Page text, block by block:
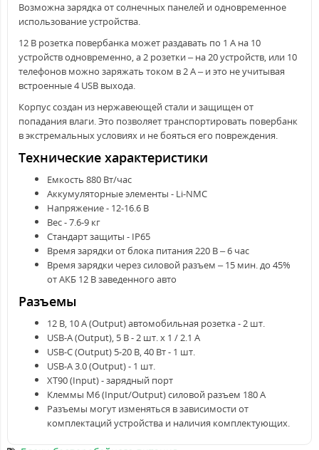
Возможна зарядка от солнечных панелей и одновременное
использование устройства.
12 В розетка повербанка может раздавать по 1 А на 10
устройств одновременно, а 2 розетки – на 20 устройств, или 10
телефонов можно заряжать током в 2 А – и это не учитывая
встроенные 4 USB выхода.
Корпус создан из нержавеющей стали и защищен от
попадания влаги. Это позволяет транспортировать повербанк
в экстремальных условиях и не бояться его повреждения.
Технические характеристики
Емкость 880 Вт/час
Аккумуляторные элементы - Li-NMC
Напряжение - 12-16.6 В
Вес - 7.6-9 кг
Стандарт защиты - ІP65
Время зарядки от блока питания 220 В – 6 час
Время зарядки через силовой разъем – 15 мин. до 45%
от АКБ 12 В заведенного авто
Разъемы
12 В, 10 А (Output) автомобильная розетка - 2 шт.
USB-А (Output), 5 В - 2 шт. х 1 / 2.1 А
USB-C (Output) 5-20 В, 40 Вт - 1 шт.
USB-А 3.0 (Output) - 1 шт.
XT90 (Input) - зарядный порт
Клеммы М6 (Input/Output) силовой разъем 180 A
Разъемы могут изменяться в зависимости от
комплектаций устройства и наличия комплектующих.